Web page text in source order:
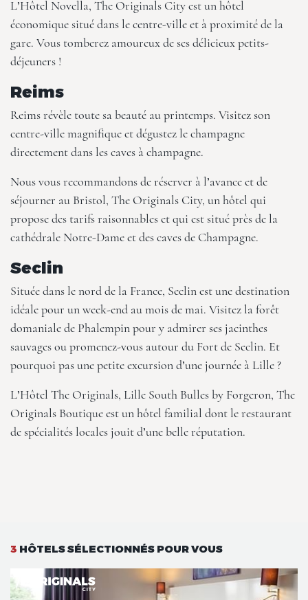
L’Hôtel Novella, The Originals Cityest un hôtel
économique situé dans le centre-ville et à proximité de la
gare. Vous tomberez amoureux de ses délicieux petits-
déjeuners !
Reims
Reims révèle toute sa beauté au printemps. Visitez son
centre-ville magnifique et dégustez le champagne
directement dans les caves à champagne.
Nous vous recommandons de réserver à l’avance et de
séjourner au Bristol, The Originals City, un hôtel qui
propose des tarifs raisonnables et qui est situé près de la
cathédrale Notre-Dame et des caves de Champagne.
Seclin
Située dans le nord de la France, Seclin est une destination
idéale pour un week-end au mois de mai. Visitez la forêt
domaniale de Phalempin pour y admirer ses jacinthes
sauvages ou promenez-vous autour du Fort de Seclin. Et
pourquoi pas une petite excursion d’une journée à Lille ?
L’Hôtel The Originals, Lille South Bulles by Forgeron, The
Originals Boutique est un hôtel familial dont le restaurant
de spécialités locales jouit d’une belle réputation.
3 HÔTELS SÉLECTIONNÉS POUR VOUS